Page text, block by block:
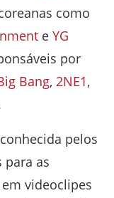
como
e YG
por
Bang, 2NE1,
pelos
para as
videoclipes